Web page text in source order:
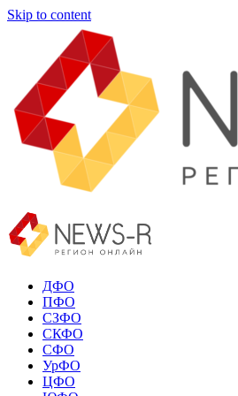
Skip to content
ДФО
ПФО
СЗФО
СКФО
СФО
УрФО
ЦФО